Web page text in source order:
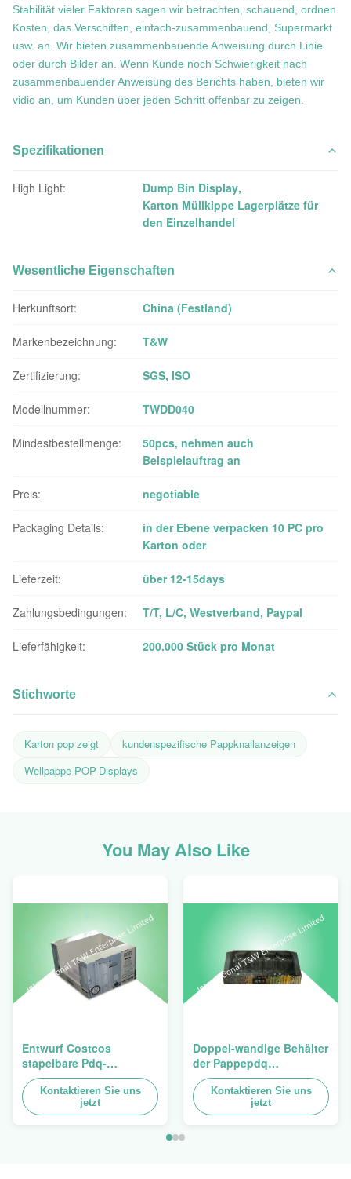
Stabilität vieler Faktoren sagen wir betrachten, schauend, ordnen
Kosten, das Verschiffen, einfach-zusammenbauend, Supermarkt
usw. an. Wir bieten zusammenbauende Anweisung durch Linie
oder durch Bilder an. Wenn Kunde noch Schwierigkeit nach
zusammenbauender Anweisung des Berichts haben, bieten wir
vidio an, um Kunden über jeden Schritt offenbar zu zeigen.
Spezifikationen
High Light: Dump Bin Display,
Karton Müllkippe Lagerplätze für
den Einzelhandel
Wesentliche Eigenschaften
Herkunftsort: China (Festland)
Markenbezeichnung: T&W
Zertifizierung: SGS, ISO
Modellnummer: TWDD040
Mindestbestellmenge:
50pcs, nehmen auch
Beispielauftrag an
Preis: negotiable
Packaging Details:
in der Ebene verpacken 10 PC pro
Karton oder
Lieferzeit: über 12-15days
Zahlungsbedingungen: T/T, L/C, Westverband, Paypal
Lieferfähigkeit: 200.000 Stück pro Monat
Stichworte
Karton pop zeigt
kundenspezifische Pappknallanzeigen
Wellpappe POP-Displays
You May Also Like
Entwurf Costcos
stapelbare Pdq-
Hochleistungsbehälter
zum Verkauf des
Vorhangs, Last 100kgs
Kontaktieren Sie uns
jetzt
Doppel-wandige Behälter
der Pappepdq
Hochleistungsstackup
für die Förderung von
Gewürzen/von
Kontaktieren Sie uns
jetzt